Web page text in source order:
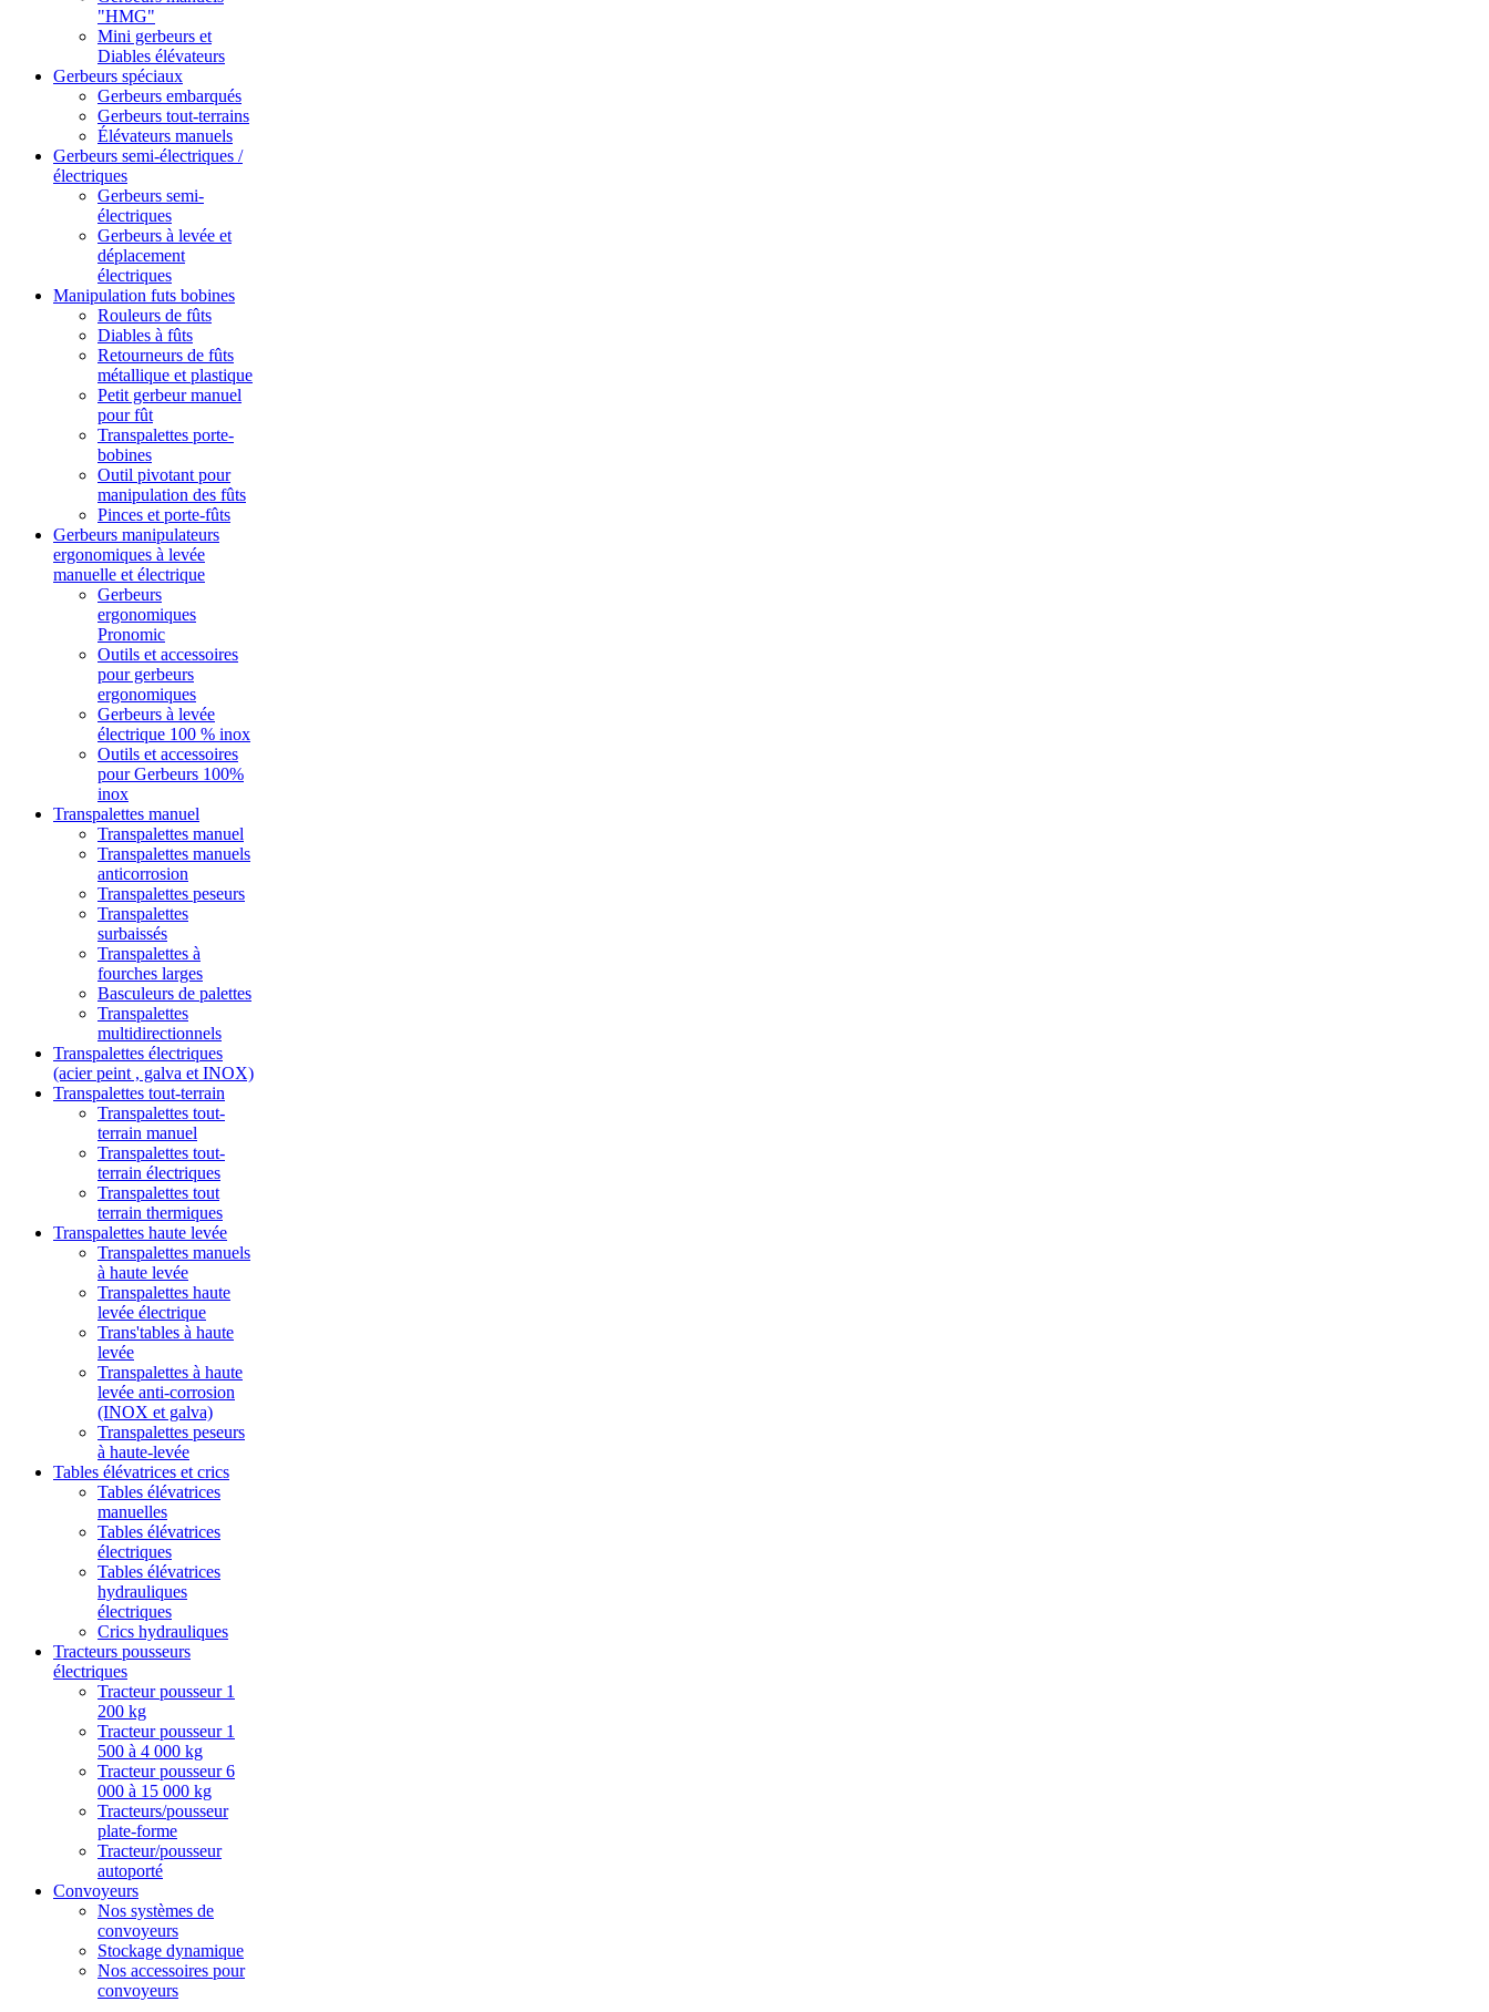
"HMG"
Mini gerbeurs et
Diables élévateurs
Gerbeurs spéciaux
Gerbeurs embarqués
Gerbeurs tout-terrains
Élévateurs manuels
Gerbeurs semi-électriques /
électriques
Gerbeurs semi-
électriques
Gerbeurs à levée et
déplacement
électriques
Manipulation futs bobines
Rouleurs de fûts
Diables à fûts
Retourneurs de fûts
métallique et plastique
Petit gerbeur manuel
pour fût
Transpalettes porte-
bobines
Outil pivotant pour
manipulation des fûts
Pinces et porte-fûts
Gerbeurs manipulateurs
ergonomiques à levée
manuelle et électrique
Gerbeurs
ergonomiques
Pronomic
Outils et accessoires
pour gerbeurs
ergonomiques
Gerbeurs à levée
électrique 100 % inox
Outils et accessoires
pour Gerbeurs 100%
inox
Transpalettes manuel
Transpalettes manuel
Transpalettes manuels
anticorrosion
Transpalettes peseurs
Transpalettes
surbaissés
Transpalettes à
fourches larges
Basculeurs de palettes
Transpalettes
multidirectionnels
Transpalettes électriques
(acier peint , galva et INOX)
Transpalettes tout-terrain
Transpalettes tout-
terrain manuel
Transpalettes tout-
terrain électriques
Transpalettes tout
terrain thermiques
Transpalettes haute levée
Transpalettes manuels
à haute levée
Transpalettes haute
levée électrique
Trans'tables à haute
levée
Transpalettes à haute
levée anti-corrosion
(INOX et galva)
Transpalettes peseurs
à haute-levée
Tables élévatrices et crics
Tables élévatrices
manuelles
Tables élévatrices
électriques
Tables élévatrices
hydrauliques
électriques
Crics hydrauliques
Tracteurs pousseurs
électriques
Tracteur pousseur 1
200 kg
Tracteur pousseur 1
500 à 4 000 kg
Tracteur pousseur 6
000 à 15 000 kg
Tracteurs/pousseur
plate-forme
Tracteur/pousseur
autoporté
Convoyeurs
Nos systèmes de
convoyeurs
Stockage dynamique
Nos accessoires pour
convoyeurs